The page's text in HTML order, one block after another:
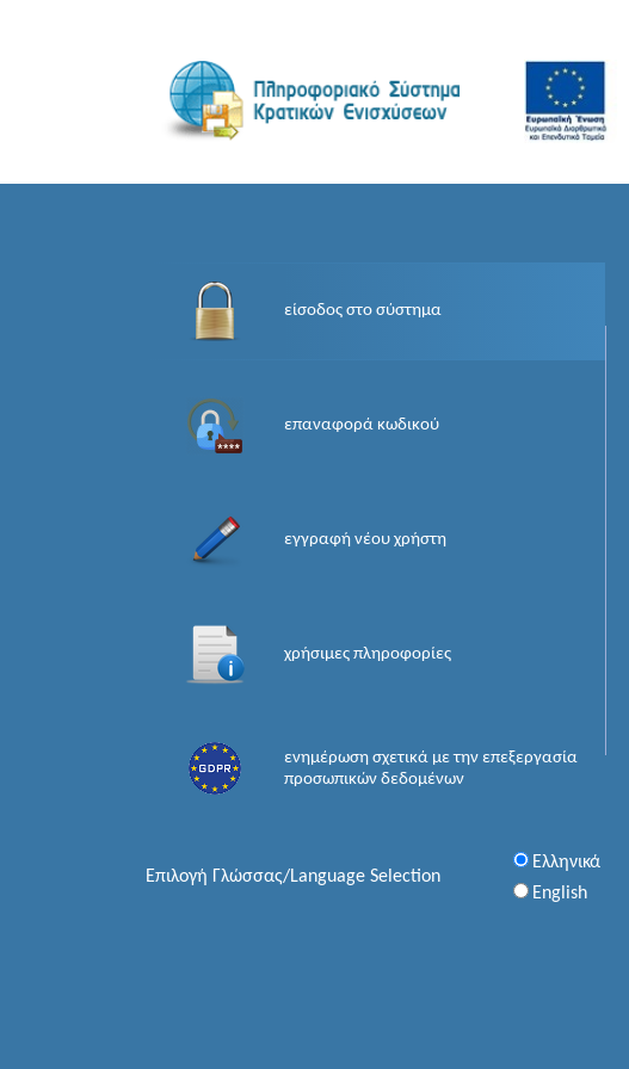
είσοδος στο σύστημα
επαναφορά κωδικού
εγγραφή νέου χρήστη
χρήσιμες πληροφορίες
ενημέρωση σχετικά με την επεξεργασία
προσωπικών δεδομένων
Επιλογή Γλώσσας/Language Selection
Ελληνικά
English